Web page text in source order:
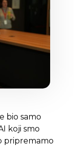
bio samo
koji smo
pripremamo